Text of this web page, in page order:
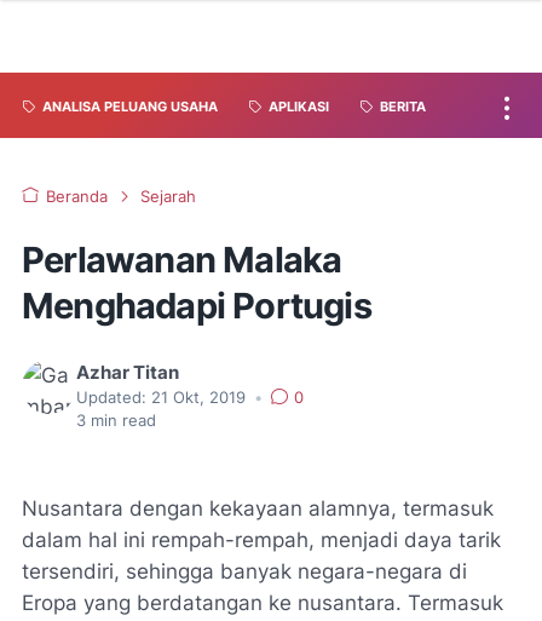
ANALISA PELUANG USAHA APLIKASI BERITA
Beranda Sejarah
Perlawanan Malaka
Menghadapi Portugis
Azhar Titan
Updated: 21 Okt, 2019 •
0
3 min read
Nusantara dengan kekayaan alamnya, termasuk
dalam hal ini rempah-rempah, menjadi daya tarik
tersendiri, sehingga banyak negara-negara di
Eropa yang berdatangan ke nusantara. Termasuk